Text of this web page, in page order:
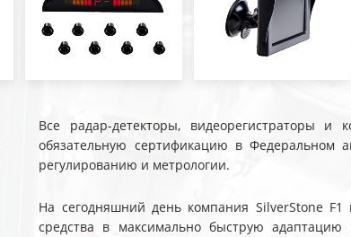
Все радар-детекторы, видеорегистраторы и
обязательную сертификацию в Федеральном
регулированию и метрологии.
На сегодняшний день компания SilverStone F1
средства в максимально быструю адаптацию